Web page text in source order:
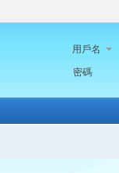
用戶名
密碼